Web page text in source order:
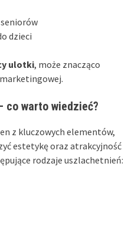
dzieci
ulotki, może znacząco
co warto wiedzieć?
z kluczowych elementów,
estetykę oraz atrakcyjność
rodzaje uszlachetnień: